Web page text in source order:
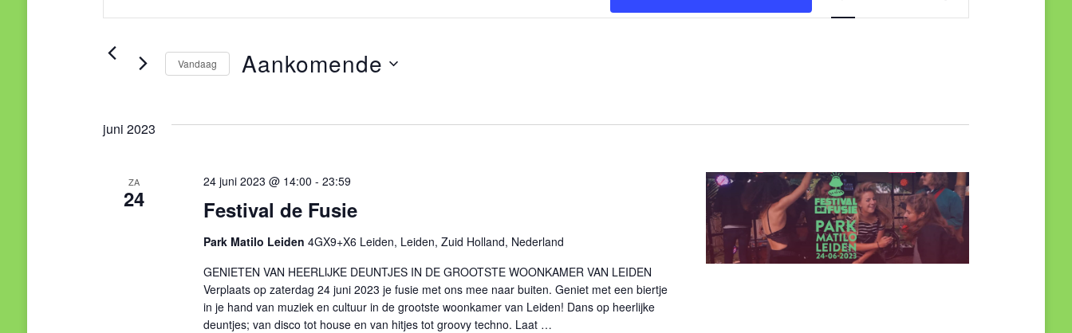
Zoeken
en
navigatie
in.
Evenementen
weergaven
Vandaag Aankomende
juni 2023
ZA
24 Festival de Fusie
24 juni 2023 @ 14:00 - 23:59
Park Matilo Leiden 4GX9+X6 Leiden, Leiden, Zuid Holland, Nederland
GENIETEN VAN HEERLIJKE DEUNTJES IN DE GROOTSTE WOONKAMER VAN LEIDEN
Verplaats op zaterdag 24 juni 2023 je fusie met ons mee naar buiten. Geniet met een biertje
in je hand van muziek en cultuur in de grootste woonkamer van Leiden! Dans op heerlijke
deuntjes; van disco tot house en van hitjes tot groovy techno. Laat …